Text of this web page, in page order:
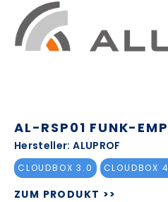
AL-RSP01 FUNK-
Hersteller: ALUPROF
CLOUDBOX 3.0 CLOUDBOX
ZUM PRODUKT >>